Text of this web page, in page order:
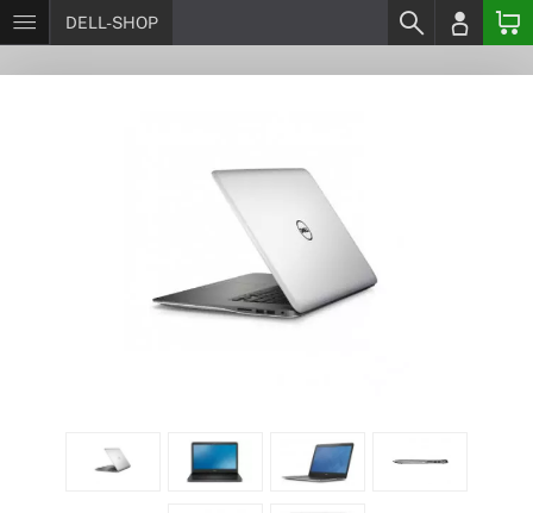
DELL-SHOP